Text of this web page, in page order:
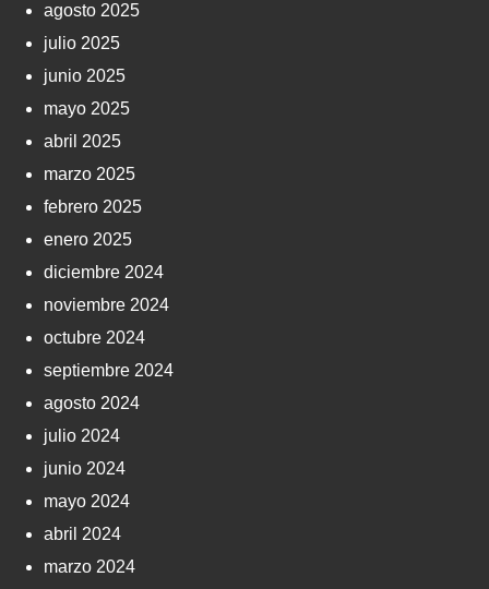
agosto 2025
julio 2025
junio 2025
mayo 2025
abril 2025
marzo 2025
febrero 2025
enero 2025
diciembre 2024
noviembre 2024
octubre 2024
septiembre 2024
agosto 2024
julio 2024
junio 2024
mayo 2024
abril 2024
marzo 2024